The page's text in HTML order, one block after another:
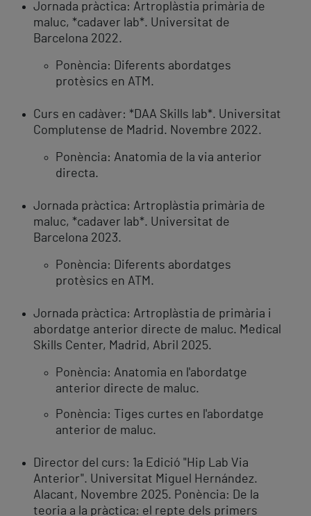
Jornada pràctica: Artroplàstia primària de
maluc, *cadaver lab*. Universitat de
Barcelona 2022.
Ponència: Diferents abordatges
protèsics en ATM.
Curs en cadàver: *DAA Skills lab*. Universitat
Complutense de Madrid. Novembre 2022.
Ponència: Anatomia de la via anterior
directa.
Jornada pràctica: Artroplàstia primària de
maluc, *cadaver lab*. Universitat de
Barcelona 2023.
Ponència: Diferents abordatges
protèsics en ATM.
Jornada pràctica: Artroplàstia de primària i
abordatge anterior directe de maluc. Medical
Skills Center, Madrid, Abril 2025.
Ponència: Anatomia en l'abordatge
anterior directe de maluc.
Ponència: Tiges curtes en l'abordatge
anterior de maluc.
Director del curs: 1a Edició "Hip Lab Via
Anterior". Universitat Miguel Hernández.
Alacant, Novembre 2025. Ponència: De la
teoria a la pràctica: el repte dels primers